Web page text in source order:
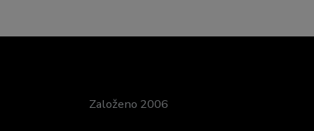
Založeno 2006